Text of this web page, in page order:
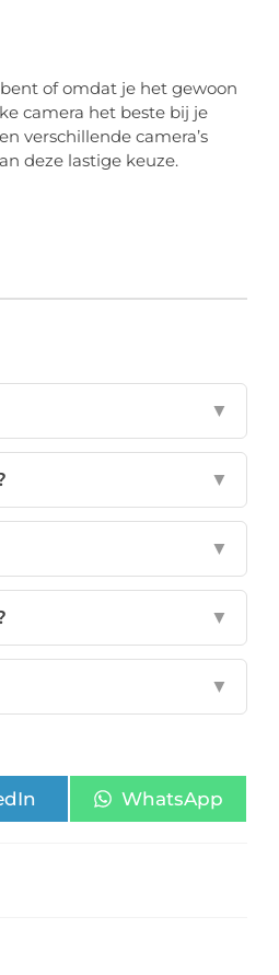
of omdat je het gewoon
camera het beste bij je
verschillende camera’s
deze lastige keuze.
▼
▼
▼
▼
▼
WhatsApp